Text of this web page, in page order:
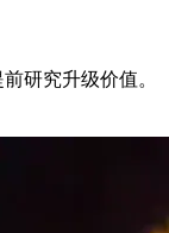
研究升级价值。